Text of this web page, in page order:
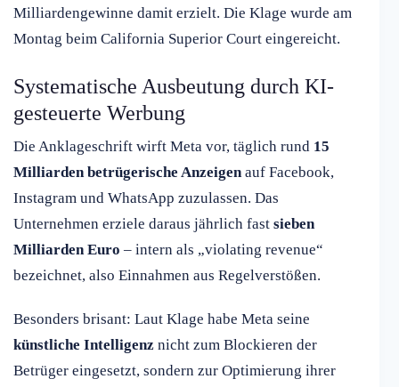
Milliardengewinne damit erzielt. Die Klage wurde am
Montag beim California Superior Court eingereicht.
Systematische Ausbeutung durch KI-
gesteuerte Werbung
Die Anklageschrift wirft Meta vor, täglich rund 15
Milliarden betrügerische Anzeigenauf Facebook,
Instagram und WhatsApp zuzulassen. Das
Unternehmen erziele daraus jährlich fast sieben
Milliarden Euro – intern als „violating revenue“
bezeichnet, also Einnahmen aus Regelverstößen.
Besonders brisant: Laut Klage habe Meta seine
künstliche Intelligenz nicht zum Blockieren der
Betrüger eingesetzt, sondern zur Optimierung ihrer